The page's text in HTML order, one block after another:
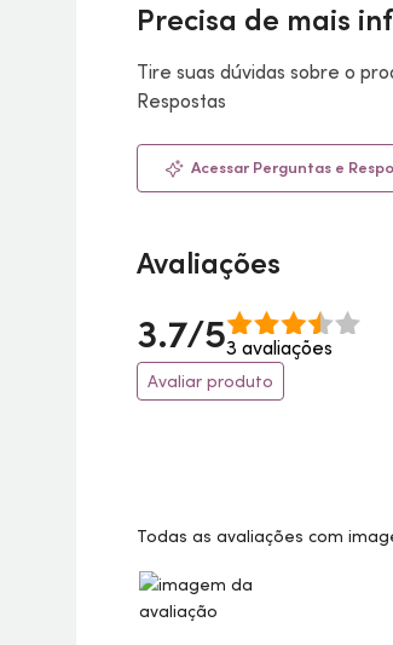
Precisa de mais
Tire suas dúvidas sobre o
Respostas
Acessar Perguntas e
Avaliações
3.7/53 avaliações
Avaliar produto
Todas as avaliações com